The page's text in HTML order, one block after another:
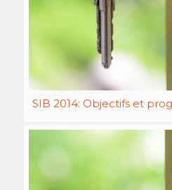
SIB 2014: Objectifs et